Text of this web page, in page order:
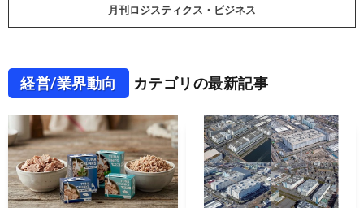
月刊ロジスティクス・ビジネス
経営/業界動向 カテゴリの最新記事